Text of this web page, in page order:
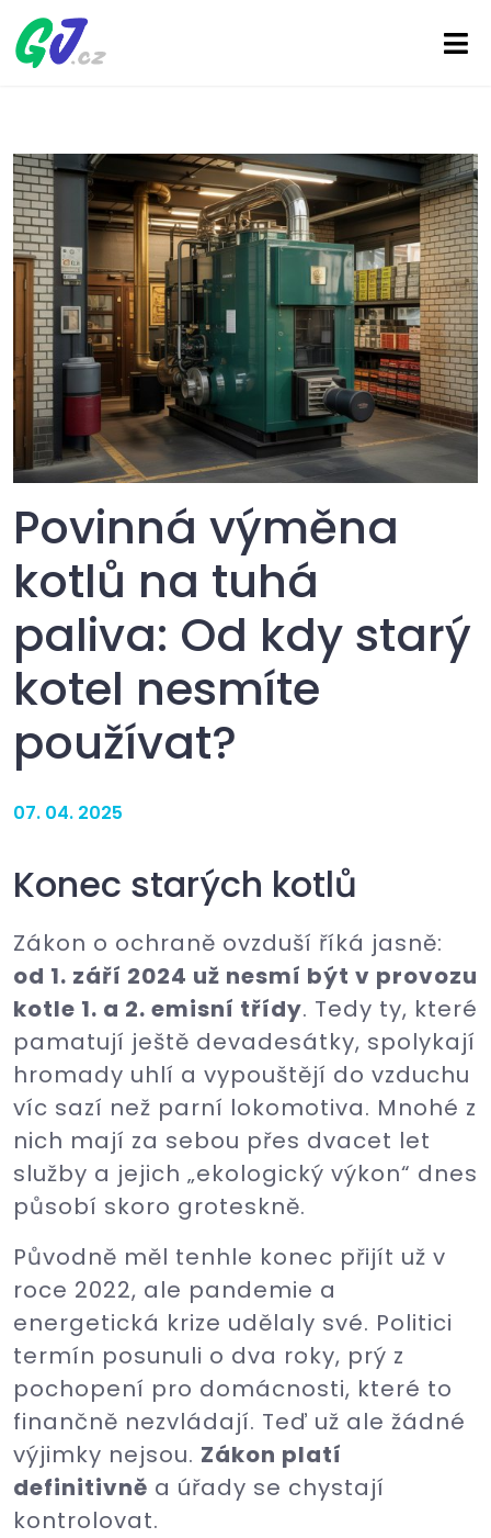
Povinná výměna
kotlů na tuhá
paliva: Od kdy starý
kotel nesmíte
používat?
07. 04. 2025
Konec starých kotlů
Zákon o ochraně ovzduší říká jasně:
od 1. září 2024 už nesmí být v provozu
kotle 1. a 2. emisní třídy. Tedy ty, které
pamatují ještě devadesátky, spolykají
hromady uhlí a vypouštějí do vzduchu
víc sazí než parní lokomotiva. Mnohé z
nich mají za sebou přes dvacet let
služby a jejich „ekologický výkon“ dnes
působí skoro groteskně.
Původně měl tenhle konec přijít už v
roce 2022, ale pandemie a
energetická krize udělaly své. Politici
termín posunuli o dva roky, prý z
pochopení pro domácnosti, které to
finančně nezvládají. Teď už ale žádné
výjimky nejsou. Zákon platí
definitivně a úřady se chystají
kontrolovat.